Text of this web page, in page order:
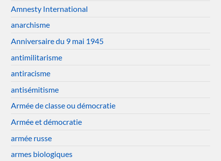
Amnesty International
anarchisme
Anniversaire du 9 mai 1945
antimilitarisme
antiracisme
antisémitisme
Armée de classe ou démocratie
Armée et démocratie
armée russe
armes biologiques